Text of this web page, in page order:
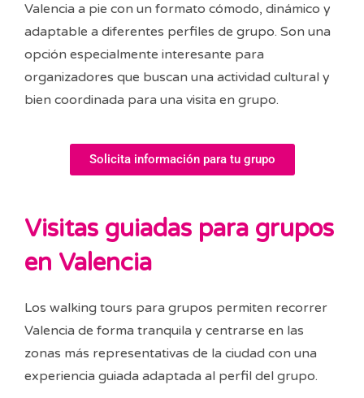
Valencia a pie con un formato cómodo, dinámico y
adaptable a diferentes perfiles de grupo. Son una
opción especialmente interesante para
organizadores que buscan una actividad cultural y
bien coordinada para una visita en grupo.
Solicita información para tu grupo
Visitas guiadas para grupos
en Valencia
Los walking tours para grupos permiten recorrer
Valencia de forma tranquila y centrarse en las
zonas más representativas de la ciudad con una
experiencia guiada adaptada al perfil del grupo.